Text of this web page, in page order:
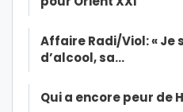
Affaire Radi/Viol: « Je
d’alcool, sa…
Qui a encore peur de